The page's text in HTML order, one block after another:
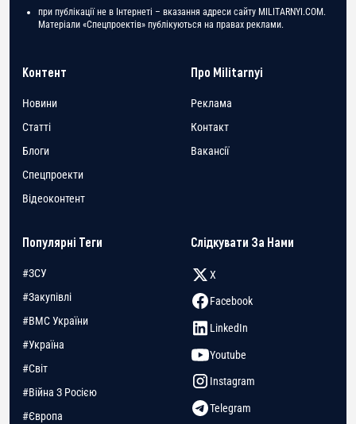
при публікації не в Інтернеті – вказання адреси сайту MILITARNYI.COM.
Матеріали «Спецпроектів» публікуються на правах реклами.
Контент
Новини
Статті
Блоги
Спецпроекти
Відеоконтент
Про Militarnyi
Реклама
Контакт
Вакансії
Популярні Теги
#ЗСУ
#Закупівлі
#ВМС України
#Україна
#Світ
#Війна З Росією
#Європа
Слідкувати За Нами
X
Facebook
LinkedIn
Youtube
Instagram
Telegram